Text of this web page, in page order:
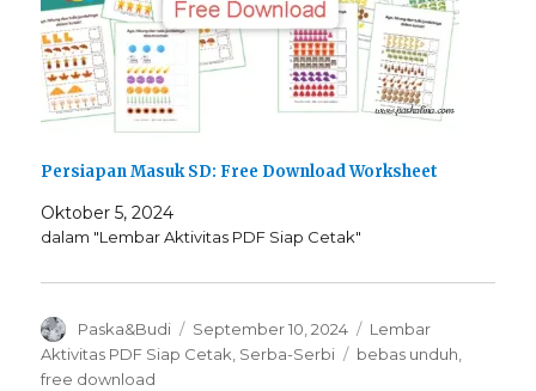
Persiapan Masuk SD: Free Download Worksheet
Oktober 5, 2024
dalam "Lembar Aktivitas PDF Siap Cetak"
Author
Paska&Budi
Posted
on
September 10, 2024 Categories
Lembar
Aktivitas PDF Siap Cetak Serba-Serbi Tags
bebas unduh
free download